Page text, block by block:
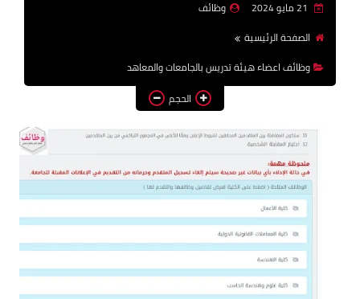
اخبار
وظائف
الصفحة الرئيسية
وظائف اعضاء هيئة تدريس بالجامعات والمعاهد
الحجم